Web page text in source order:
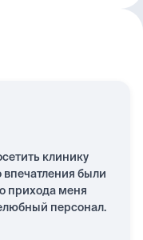
клинику
впечатления были
прихода меня
персонал.